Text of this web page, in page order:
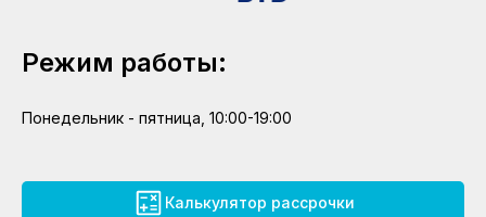
Режим работы:
Понедельник - пятница, 10:00-19:00
Калькулятор рассрочки